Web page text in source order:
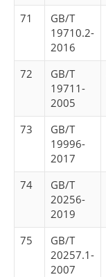
71
GB/T
19710.2-
2016
72
GB/T
19711-
2005
73
GB/T
19996-
2017
74
GB/T
20256-
2019
75
GB/T
20257.1-
2007